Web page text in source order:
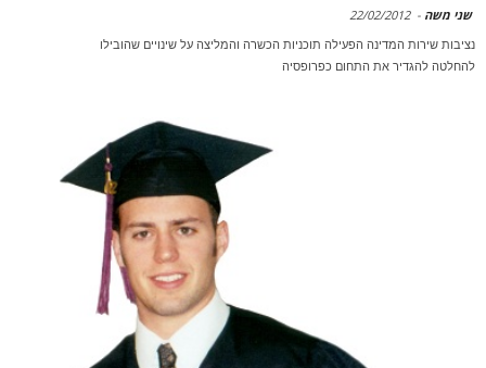
שני משה -
22/02/2012
נציבות שירות המדינה הפעילה תוכניות הכשרה והמליצה על שינויים שהובילו
להחלטה להגדיר את התחום כפרופסיה